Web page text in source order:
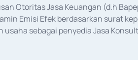
Otoritas Jasa Keuangan (d.h
Emisi Efek berdasarkan surat
usaha sebagai penyedia Jasa